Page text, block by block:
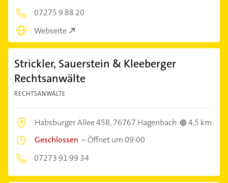
07275 9 88 20
Webseite
Strickler, Sauerstein & Kleeberger
Rechtsanwälte
RECHTSANWÄLTE
Habsburger Allee 45B,76767 Hagenbach
4,5 km
Geschlossen –Öffnet um 09:00
07273 91 99 34